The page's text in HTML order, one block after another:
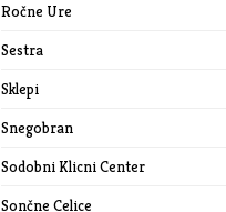
Ročne Ure
Sestra
Sklepi
Snegobran
Sodobni Klicni Center
Sončne Celice